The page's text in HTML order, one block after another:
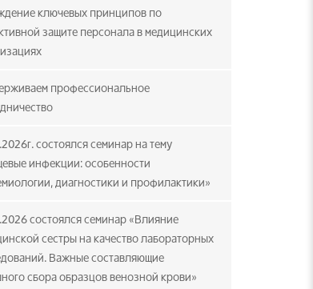
ключевых принципов по
защите персонала в медицинских
профессиональное
состоялся семинар на тему
инфекции: особенности
диагностики и профилактики»
состоялся семинар «Влияние
сестры на качество лабораторных
Важные составляющие
сбора образцов венозной крови»